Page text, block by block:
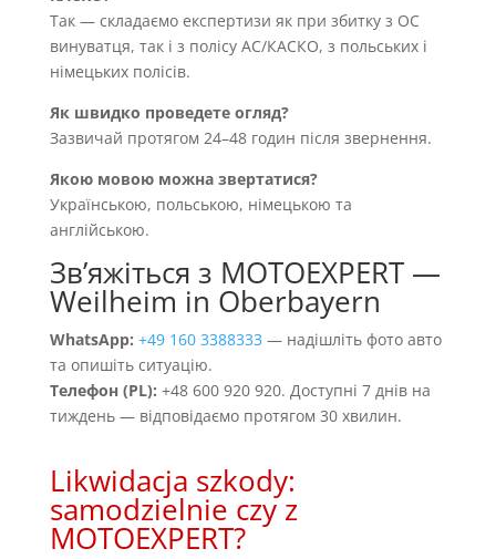
Так — складаємо експертизи як при збитку з OC
винуватця, так і з полісу AC/КАСКО, з польських і
німецьких полісів.
Як швидко проведете огляд?
Зазвичай протягом 24–48 годин після звернення.
Якою мовою можна звертатися?
Українською, польською, німецькою та
англійською.
Звʼяжіться з MOTOEXPERT —
Weilheim in Oberbayern
WhatsApp: +49 160 3388333 — надішліть фото авто
та опишіть ситуацію.
Телефон (PL): +48 600 920 920. Доступні 7 днів на
тиждень — відповідаємо протягом 30 хвилин.
Likwidacja szkody:
samodzielnie czy z
MOTOEXPERT?